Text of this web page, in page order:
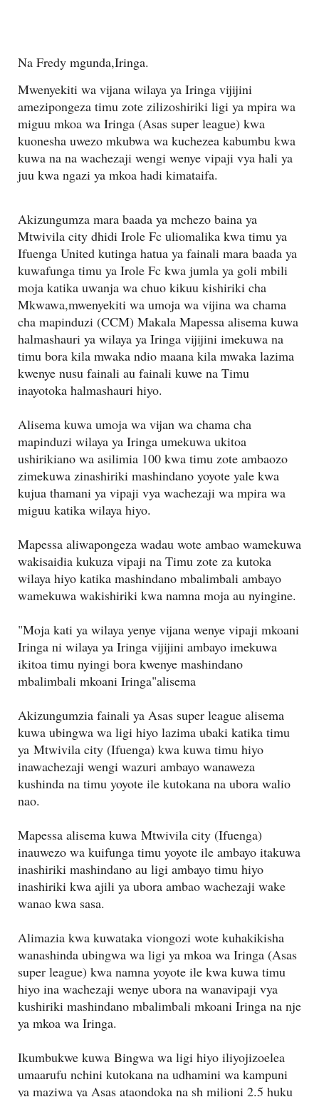
Na Fredy mgunda,Iringa.
Mwenyekiti wa vijana wilaya ya Iringa vijijini
amezipongeza timu zote zilizoshiriki ligi ya mpira wa
miguu mkoa wa Iringa (Asas super league) kwa
kuonesha uwezo mkubwa wa kuchezea kabumbu kwa
kuwa na na wachezaji wengi wenye vipaji vya hali ya
juu kwa ngazi ya mkoa hadi kimataifa.
Akizungumza mara baada ya mchezo baina ya
Mtwivila city dhidi Irole Fc uliomalika kwa timu ya
Ifuenga United kutinga hatua ya fainali mara baada ya
kuwafunga timu ya Irole Fc kwa jumla ya goli mbili
moja katika uwanja wa chuo kikuu kishiriki cha
Mkwawa,mwenyekiti wa umoja wa vijina wa chama
cha mapinduzi (CCM) Makala Mapessa alisema kuwa
halmashauri ya wilaya ya Iringa vijijini imekuwa na
timu bora kila mwaka ndio maana kila mwaka lazima
kwenye nusu fainali au fainali kuwe na Timu
inayotoka halmashauri hiyo.
Alisema kuwa umoja wa vijan wa chama cha
mapinduzi wilaya ya Iringa umekuwa ukitoa
ushirikiano wa asilimia 100 kwa timu zote ambaozo
zimekuwa zinashiriki mashindano yoyote yale kwa
kujua thamani ya vipaji vya wachezaji wa mpira wa
miguu katika wilaya hiyo.
Mapessa aliwapongeza wadau wote ambao wamekuwa
wakisaidia kukuza vipaji na Timu zote za kutoka
wilaya hiyo katika mashindano mbalimbali ambayo
wamekuwa wakishiriki kwa namna moja au nyingine.
"Moja kati ya wilaya yenye vijana wenye vipaji mkoani
Iringa ni wilaya ya Iringa vijijini ambayo imekuwa
ikitoa timu nyingi bora kwenye mashindano
mbalimbali mkoani Iringa"alisema
Akizungumzia fainali ya Asas super league alisema
kuwa ubingwa wa ligi hiyo lazima ubaki katika timu
ya Mtwivila city (Ifuenga) kwa kuwa timu hiyo
inawachezaji wengi wazuri ambayo wanaweza
kushinda na timu yoyote ile kutokana na ubora walio
nao.
Mapessa alisema kuwa Mtwivila city (Ifuenga)
inauwezo wa kuifunga timu yoyote ile ambayo itakuwa
inashiriki mashindano au ligi ambayo timu hiyo
inashiriki kwa ajili ya ubora ambao wachezaji wake
wanao kwa sasa.
Alimazia kwa kuwataka viongozi wote kuhakikisha
wanashinda ubingwa wa ligi ya mkoa wa Iringa (Asas
super league) kwa namna yoyote ile kwa kuwa timu
hiyo ina wachezaji wenye ubora na wanavipaji vya
kushiriki mashindano mbalimbali mkoani Iringa na nje
ya mkoa wa Iringa.
Ikumbukwe kuwa Bingwa wa ligi hiyo iliyojizoelea
umaarufu nchini kutokana na udhamini wa kampuni
ya maziwa ya Asas ataondoka na sh milioni 2.5 huku